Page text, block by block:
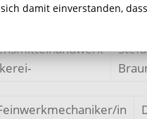
in
damit einverstanden,